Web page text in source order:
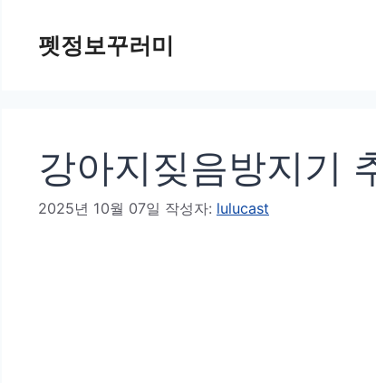
펫정보꾸러미
강아지짖음방지기
2025년 10월 07일 작성자: lulucast